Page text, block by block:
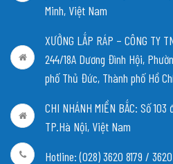
Minh, Việt Nam
XƯỞNG LẮP RÁP – CÔNG TY
244/18A Dương Đình Hội,
phố Thủ Đức, Thành phố Hồ
CHI NHÁNH MIỀN BẮC: Số 103
TP.Hà Nội, Việt Nam
Hotline: (028) 3620 8179 /